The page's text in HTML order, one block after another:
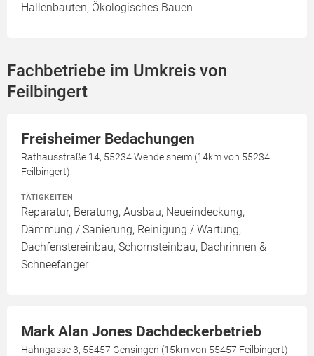
Hallenbauten, Ökologisches Bauen
Fachbetriebe im Umkreis von
Feilbingert
Freisheimer Bedachungen
Rathausstraße 14, 55234 Wendelsheim (14km von 55234
Feilbingert)
TÄTIGKEITEN
Reparatur, Beratung, Ausbau, Neueindeckung,
Dämmung / Sanierung, Reinigung / Wartung,
Dachfenstereinbau, Schornsteinbau, Dachrinnen &
Schneefänger
Mark Alan Jones Dachdeckerbetrieb
Hahngasse 3, 55457 Gensingen (15km von 55457 Feilbingert)